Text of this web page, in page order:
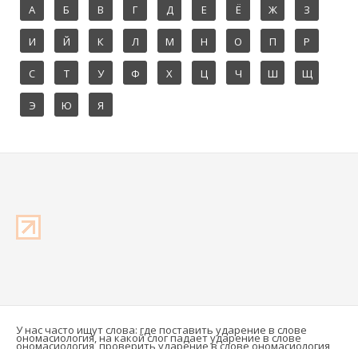
А Б В Г Д Е Ё Ж З
И Й К Л М Н О П Р
С Т У Ф Х Ц Ч Ш Щ
Э Ю Я
У нас часто ищут слова: где поставить ударение в слове
ономасиология, на какой слог падает ударение в слове
ономасиология, проверить ударение в слове ономасиология,